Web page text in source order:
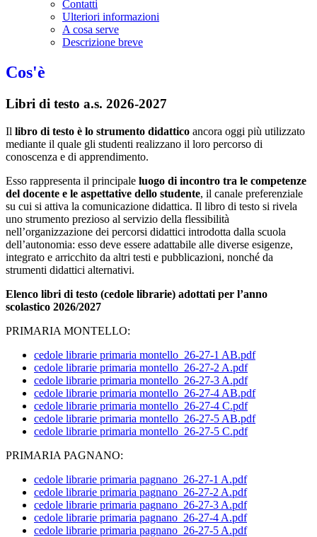
Contatti
Ulteriori informazioni
A cosa serve
Descrizione breve
Cos'è
Libri di testo a.s. 2026-2027
Il libro di testo è lo strumento didattico ancora oggi più utilizzato
mediante il quale gli studenti realizzano il loro percorso di
conoscenza e di apprendimento.
Esso rappresenta il principale luogo di incontro tra le competenze
del docente e le aspettative dello studente, il canale preferenziale
su cui si attiva la comunicazione didattica. Il libro di testo si rivela
uno strumento prezioso al servizio della flessibilità
nell’organizzazione dei percorsi didattici introdotta dalla scuola
dell’autonomia: esso deve essere adattabile alle diverse esigenze,
integrato e arricchito da altri testi e pubblicazioni, nonché da
strumenti didattici alternativi.
Elenco libri di testo (cedole librarie) adottati per l’anno
scolastico 2026/2027
PRIMARIA MONTELLO:
cedole librarie primaria montello_26-27-1 AB.pdf
cedole librarie primaria montello_26-27-2 A.pdf
cedole librarie primaria montello_26-27-3 A.pdf
cedole librarie primaria montello_26-27-4 AB.pdf
cedole librarie primaria montello_26-27-4 C.pdf
cedole librarie primaria montello_26-27-5 AB.pdf
cedole librarie primaria montello_26-27-5 C.pdf
PRIMARIA PAGNANO:
cedole librarie primaria pagnano_26-27-1 A.pdf
cedole librarie primaria pagnano_26-27-2 A.pdf
cedole librarie primaria pagnano_26-27-3 A.pdf
cedole librarie primaria pagnano_26-27-4 A.pdf
cedole librarie primaria pagnano_26-27-5 A.pdf